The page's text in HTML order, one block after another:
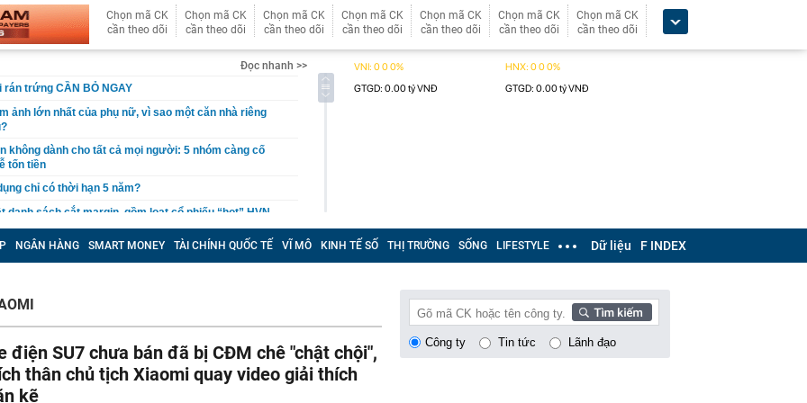
Chọn mã CK
cần theo dõi
Chọn mã CK
cần theo dõi
Chọn mã CK
cần theo dõi
Chọn mã CK
cần theo dõi
Chọn mã CK
cần theo dõi
Chọn mã CK
cần theo dõi
Chọn mã CK
cần theo dõi
Đọc nhanh >>
rán trứng CẦN BỎ NGAY
ảnh lớn nhất của phụ nữ, vì sao một căn nhà riêng
không dành cho tất cả mọi người: 5 nhóm càng cố
tốn tiền
chỉ có thời hạn 5 năm?
danh sách cắt margin, gồm loạt cổ phiếu “hot” HVN,
trở lại, khối ngoại tung 2.200 tỷ đồng mua ròng cổ
chỉ trong 5 phiên
trọng đang trở lại trên thị trường chứng khoán
50 tuổi ăn cà tím mỗi ngày để chữa tiểu đường, 3 tháng
"Ông ăn gì thế?"
biệt thự 9 phòng ngủ ở TP.HCM giá gốc 600 tỷ, giảm
NGÂN HÀNG SMART MONEY TÀI CHÍNH QUỐC TẾ VĨ MÔ KINH TẾ SỐ THỊ TRƯỜNG SỐNG LIFESTYLE Dữ liệu F INDEX
điện SU7 chưa bán đã bị CĐM chê "chật chội",
thân chủ tịch Xiaomi quay video giải thích
kẽ
Công ty Tin tức Lãnh đạo